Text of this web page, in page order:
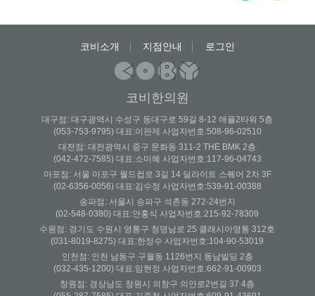
코비소개 지점안내 로그인
코비한의원
대구점: 대구광역시 수성구 동대구로 59길 8-12 애플2타워 5층
(053-753-9795) 대표:이판제 사업자번호:508-96-02510
대전점: 대전광역시 중구 문화동 311-2 THE BMK 2층
(042-472-7585) 대표:소미혜 사업자번호:117-96-04743
마포점: 서울 마포구 월드컵로 3길 14 딜라이트 스퀘어 2차 3F
(02-6356-0056) 대표:김수정 사업자번호:539-91-00388
송파점: 서울시 송파구 석촌동 272-24번지
(02-548-0380) 대표:안홍식 사업자번호:215-92-78309
수원점: 경기도 수원시 영통구 청명남로 25 클래시아영통 312호
(031-8019-8275) 대표:한정수 사업자번호:104-90-53019
인천점: 인천 남동구 구월동 1126번지 동남빌딩 2층
(032-435-1200) 대표:임현정 사업자번호:662-91-00903
창원점: 경상남도 창원시 의창구 의안로2번길 37 4층